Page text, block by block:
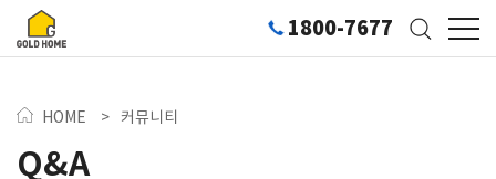
1800-7677
HOME > 커뮤니티
Q&A